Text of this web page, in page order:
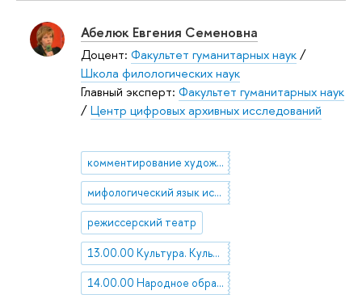
Абелюк Евгения Семеновна
Доцент: Факультет гуманитарных наук/
Школа филологических наук
Главный эксперт: Факультет гуманитарных наук
/Центр цифровых архивных исследований
комментирование художественного текста
мифологический язык искусства
режиссерский театр
13.00.00 Культура. Культурология
14.00.00 Народное образование. Педагогика